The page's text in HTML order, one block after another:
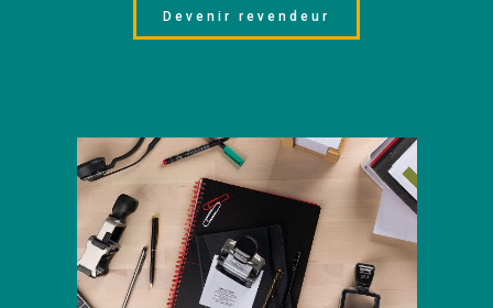
Devenir revendeur